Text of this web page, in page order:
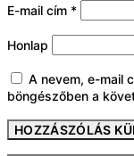
E-mail cím *
Honlap
A nevem, e-mail
böngészőben a